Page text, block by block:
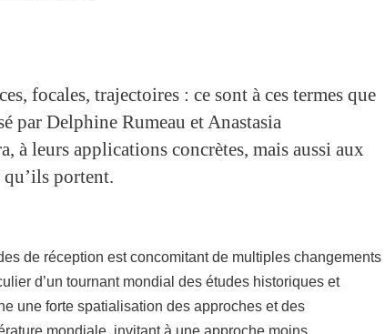
focales, trajectoires : ce sont à ces termes que
par Delphine Rumeau et Anastasia
à leurs applications concrètes, mais aussi aux
portent.
de réception est concomitant de multiples changements
d’un tournant mondial des études historiques et
une forte spatialisation des approches et des
mondiale, invitant à une approche moins